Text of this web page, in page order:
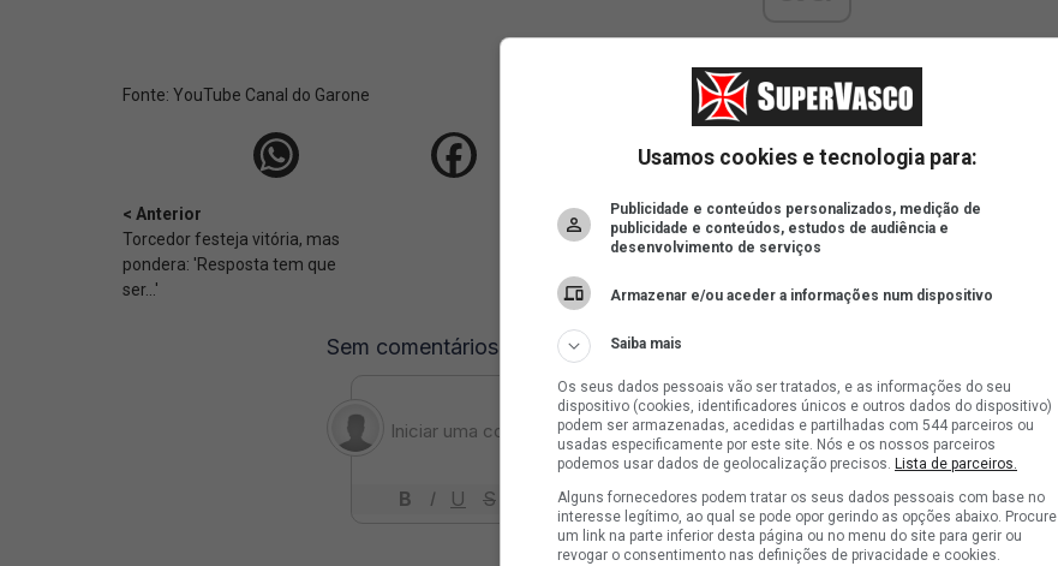
Fonte: YouTube Canal do Garone
< Anterior
Torcedor festeja vitória, mas
pondera: 'Resposta tem que
ser...'
Usamos cookies e tecnologia para:
Publicidade e conteúdos personalizados, medição de
publicidade e conteúdos, estudos de audiência e
desenvolvimento de serviços
Armazenar e/ou aceder a informações num dispositivo
Saiba mais
Os seus dados pessoais vão ser tratados, e as informações do seu
dispositivo (cookies, identificadores únicos e outros dados do dispositivo)
podem ser armazenadas, acedidas e partilhadas com 544 parceiros ou
usadas especificamente por este site. Nós e os nossos parceiros
podemos usar dados de geolocalização precisos. Lista de parceiros.
Alguns fornecedores podem tratar os seus dados pessoais com base no
interesse legítimo, ao qual se pode opor gerindo as opções abaixo. Procure
um link na parte inferior desta página ou no menu do site para gerir ou
revogar o consentimento nas definições de privacidade e cookies.